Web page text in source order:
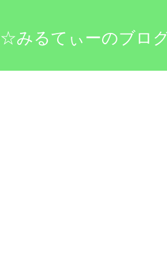
みるてぃーのブロ